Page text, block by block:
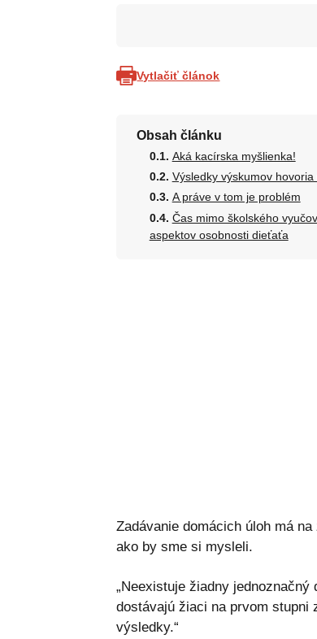
Vytlačiť článok
Obsah článku
Aká kacírska myšlienka!
Výsledky výskumov
A práve v tom je problém
Čas mimo školského
aspektov osobnosti dieťaťa
Zadávanie domácich úloh má
ako by sme si mysleli.
„Neexistuje žiadny
dostávajú žiaci na prvom stupni
výsledky.“